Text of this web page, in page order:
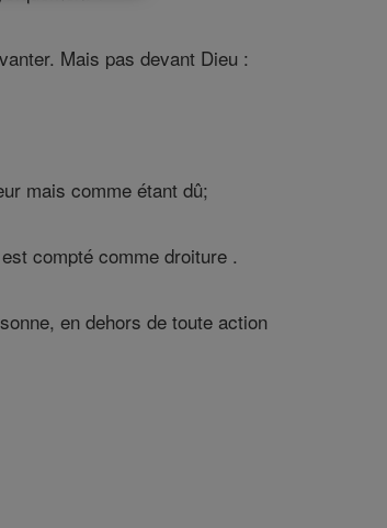
Mais pas devant Dieu :
mais comme étant dû;
compté comme droiture .
en dehors de toute action